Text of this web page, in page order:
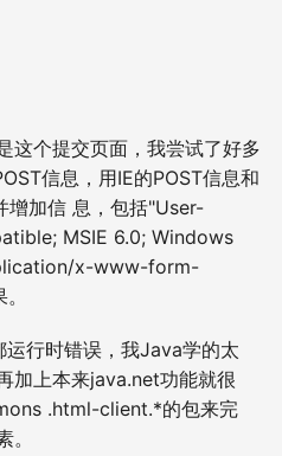
这个提交页面，我尝试了好多
信息，用IE的POST信息和
增加信 息，包括"User-
MSIE 6.0; Windows
x-www-form-
行时错误，我Java学的太
加上本来java.net功能就很
.html-client.*的包来完